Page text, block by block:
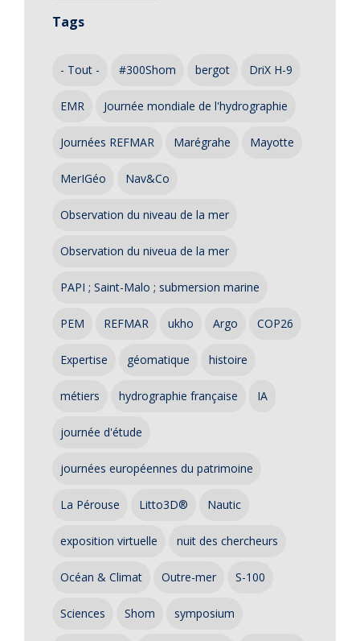
Tags
- Tout - #300Shom bergot DriX H-9
EMR Journée mondiale de l'hydrographie
Journées REFMAR Marégrahe Mayotte
MerIGéo Nav&Co
Observation du niveau de la mer
Observation du niveua de la mer
PAPI ; Saint-Malo ; submersion marine
PEM REFMAR ukho Argo COP26
Expertise géomatique histoire
métiers hydrographie française IA
journée d'étude
journées européennes du patrimoine
La Pérouse Litto3D® Nautic
exposition virtuelle nuit des chercheurs
Océan & Climat Outre-mer S-100
Sciences Shom symposium